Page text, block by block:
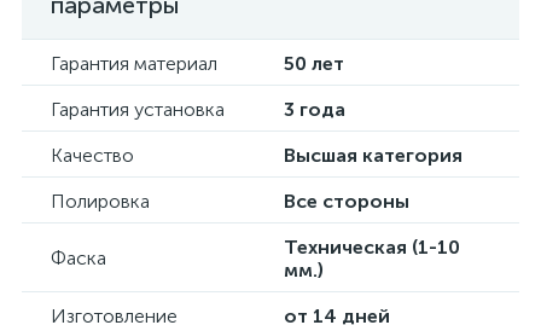
Гарантия материал
50 лет
Гарантия установка
3 года
Качество
Высшая категория
Полировка
Все стороны
Фаска
Техническая (1-10
мм.)
Изготовление
от 14 дней